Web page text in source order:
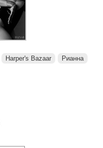
Harper's Bazaar Рианна